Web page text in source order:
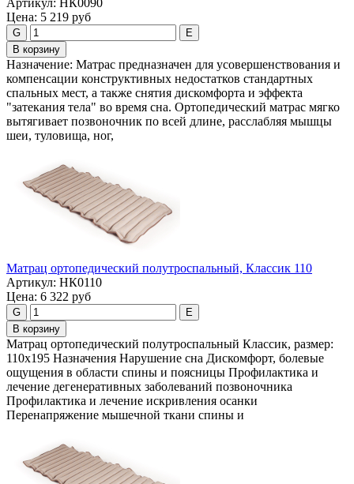
Артикул: НК0090
Цена: 5 219 руб
G
E
В корзину
Назначение: Матрас предназначен для усовершенствования и
компенсации конструктивных недостатков стандартных
спальных мест, а также снятия дискомфорта и эффекта
"затекания тела" во время сна. Ортопедический матрас мягко
вытягивает позвоночник по всей длине, расслабляя мышцы
шеи, туловища, ног,
Maтpaц opтoпeдичecкий полутроспальный, Классик 110
Артикул: НК0110
Цена: 6 322 руб
G
E
В корзину
Maтpaц opтoпeдичecкий полутроспальный Классик, размер:
110х195 Назначения Нарушение сна Дискомфорт, болевые
ощущения в области спины и поясницы Профилактика и
лечение дегенеративных заболеваний позвоночника
Профилактика и лечение искривления осанки
Перенапряжение мышечной ткани спины и